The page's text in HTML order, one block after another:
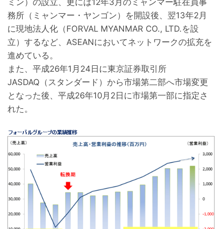
務所（ミャンマー・ヤンゴン）を開設後、翌13年2月
に現地法人化（FORVAL MYANMAR CO., LTD.を設
立）するなど、ASEANにおいてネットワークの拡充を
進めている。
また、平成26年1月24日に東京証券取引所
JASDAQ（スタンダード）から市場第二部へ市場変更
となった後、平成26年10月2日に市場第一部に指定さ
れた。